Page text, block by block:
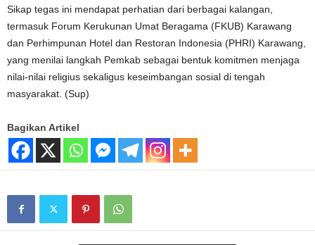
Sikap tegas ini mendapat perhatian dari berbagai kalangan,
termasuk Forum Kerukunan Umat Beragama (FKUB) Karawang
dan Perhimpunan Hotel dan Restoran Indonesia (PHRI) Karawang,
yang menilai langkah Pemkab sebagai bentuk komitmen menjaga
nilai-nilai religius sekaligus keseimbangan sosial di tengah
masyarakat. (Sup)
Bagikan Artikel